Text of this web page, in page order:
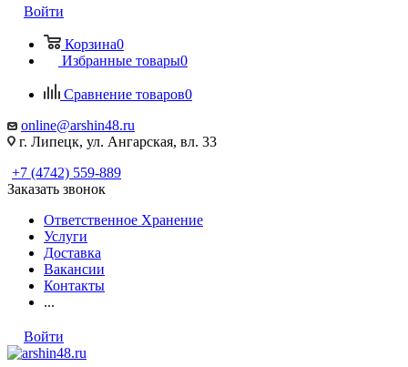
Войти
Корзина0
Избранные товары0
Сравнение товаров0
online@arshin48.ru
г. Липецк, ул. Ангарская, вл. 33
+7 (4742) 559-889
Заказать звонок
Ответственное Хранение
Услуги
Доставка
Вакансии
Контакты
...
Войти